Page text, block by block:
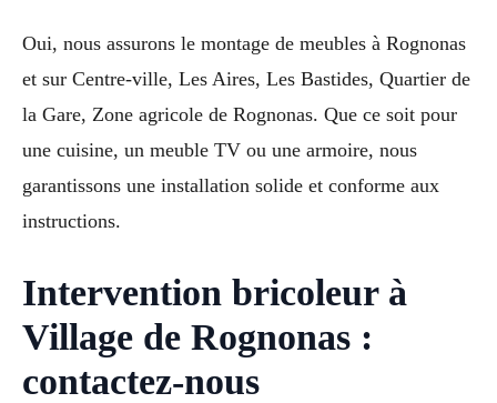
Oui, nous assurons le montage de meubles à Rognonas
et sur Centre-ville, Les Aires, Les Bastides, Quartier de
la Gare, Zone agricole de Rognonas. Que ce soit pour
une cuisine, un meuble TV ou une armoire, nous
garantissons une installation solide et conforme aux
instructions.
Intervention bricoleur à
Village de Rognonas :
contactez-nous